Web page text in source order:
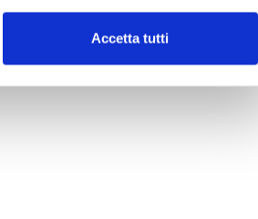
Accetta tutti